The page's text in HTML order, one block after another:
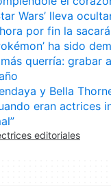
Wars’ lleva
por fin la
ha sido
querría: grabar
y Bella
eran actrices
editoriales